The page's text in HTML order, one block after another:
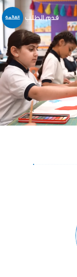
قدم الطلب القائمة